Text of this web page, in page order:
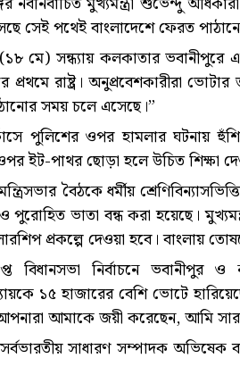
সেই পথেই বাংলাদেশে ফেরত
মে) সন্ধ্যায় কলকাতার ভবানীপুরে
প্রথমে রাষ্ট্র। অনুপ্রবেশকারীরা
সময় চলে এসেছে।”
পুলিশের ওপর হামলার ঘটনায়
ইট-পাথর ছোড়া হলে উচিত শিক্ষা
বৈঠকে ধর্মীয়
পুরোহিত ভাতা বন্ধ করা হয়েছে।
প্রকল্পে দেওয়া হবে। বাংলায়
বিধানসভা নির্বাচনে ভবানীপুর
১৫ হাজারের বেশি ভোটে
আমাকে জয়ী করেছেন, আমি
সাধারণ সম্পাদক অভিষেক